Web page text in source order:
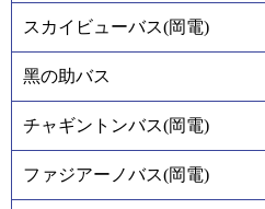
スカイビューバス(岡電)
黑の助バス
チャギントンバス(岡電)
ファジアーノバス(岡電)